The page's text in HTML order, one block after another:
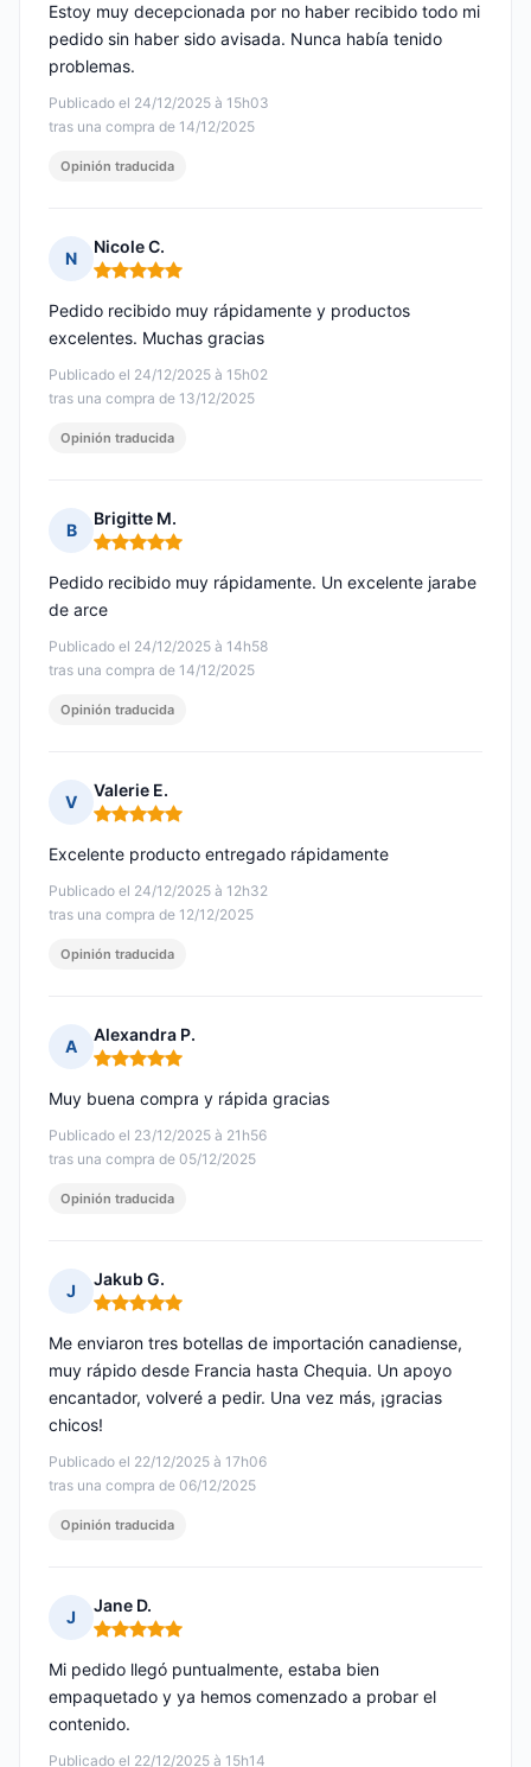
Publicado el 24/12/2025 à 15h03
tras una compra de 14/12/2025
Estoy muy decepcionada por no haber recibido todo mi
pedido sin haber sido avisada. Nunca había tenido
problemas.
Opinión traducida
N
Nicole C.
Nota: 5 de 5
Publicado el 24/12/2025 à 15h02
tras una compra de 13/12/2025
Pedido recibido muy rápidamente y productos
excelentes. Muchas gracias
Opinión traducida
B
Brigitte M.
Nota: 5 de 5
Publicado el 24/12/2025 à 14h58
tras una compra de 14/12/2025
Pedido recibido muy rápidamente. Un excelente jarabe
de arce
Opinión traducida
V
Valerie E.
Nota: 5 de 5
Publicado el 24/12/2025 à 12h32
tras una compra de 12/12/2025
Excelente producto entregado rápidamente
Opinión traducida
A
Alexandra P.
Nota: 5 de 5
Publicado el 23/12/2025 à 21h56
tras una compra de 05/12/2025
Muy buena compra y rápida gracias
Opinión traducida
J
Jakub G.
Nota: 5 de 5
Publicado el 22/12/2025 à 17h06
tras una compra de 06/12/2025
Me enviaron tres botellas de importación canadiense,
muy rápido desde Francia hasta Chequia. Un apoyo
encantador, volveré a pedir. Una vez más, ¡gracias
chicos!
Opinión traducida
J
Jane D.
Nota: 5 de 5
Publicado el 22/12/2025 à 15h14
Mi pedido llegó puntualmente, estaba bien
empaquetado y ya hemos comenzado a probar el
contenido.